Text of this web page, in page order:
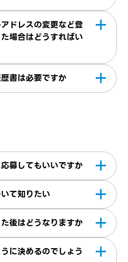
が必要となります。 マイ
・テクパスオフィスをご
応募情報を都度入力しな
使える機能となっており
ルやご経験などの詳細を
施させていただき弊社へ
ドレスの変更など登
場合はどうすればい
ンしていただき、変更した
書は必要ですか
ください。弊社にてスキ
募してもいいですか
募できます。但し、応募
て知りたい
ください
後はどうなりますか
ていない方は、面談を実
に決めるのでしょう